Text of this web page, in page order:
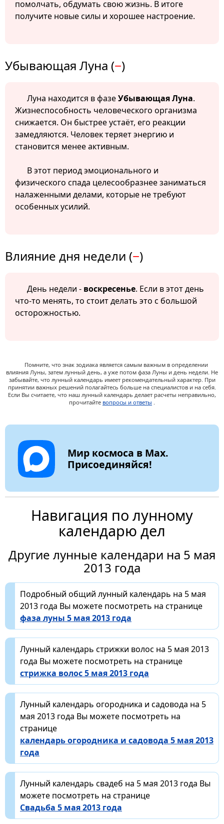
помолчать, обдумать свою жизнь. В итоге
получите новые силы и хорошее настроение.
Убывающая Луна (−)
Луна находится в фазеУбывающая Луна.
Жизнеспособность человеческого организма
снижается. Он быстрее устаёт, его реакции
замедляются. Человек теряет энергию и
становится менее активным.
В этот период эмоционального и
физического спада целесообразнее заниматься
налаженными делами, которые не требуют
особенных усилий.
Влияние дня недели (−)
День недели - воскресенье. Если в этот день
что-то менять, то стоит делать это с большой
осторожностью.
Помните, что знак зодиака является самым важным в определении
влияния Луны, затем лунный день, а уже потом фаза Луны и день недели. Не
забывайте, что лунный календарь имеет рекомендательный характер. При
принятии важных решений полагайтесь больше на специалистов и на себя.
Если Вы считаете, что наш лунный календарь делает расчеты неправильно,
прочитайте вопросы и ответы .
Мир космоса в Max.
Присоединяйся!
Навигация по лунному
календарю дел
Другие лунные календари на 5 мая
2013 года
Подробный общий лунный календарь на 5 мая
2013 года Вы можете посмотреть на странице
фаза луны 5 мая 2013 года
Лунный календарь стрижки волос на 5 мая 2013
года Вы можете посмотреть на странице
стрижка волос 5 мая 2013 года
Лунный календарь огородника и садовода на 5
мая 2013 года Вы можете посмотреть на
странице
календарь огородника и садовода 5 мая 2013
года
Лунный календарь свадеб на 5 мая 2013 года Вы
можете посмотреть на странице
Свадьба 5 мая 2013 года